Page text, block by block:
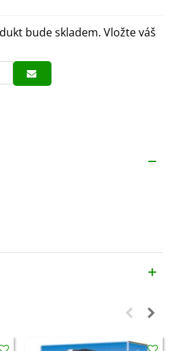
bude skladem. Vložte váš